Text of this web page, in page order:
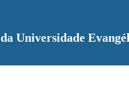
Universidade